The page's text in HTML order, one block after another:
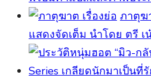
ภาตุฆ
แสดงจัดเต็ม นำโดย ตรี เ